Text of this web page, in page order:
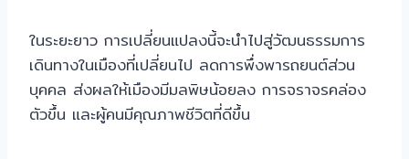
ในระยะยาว การเปลี่ยนแปลงนี้จะนำไปสู่วัฒนธรรมการ
เดินทางในเมืองที่เปลี่ยนไป ลดการพึ่งพารถยนต์ส่วน
บุคคล ส่งผลให้เมืองมีมลพิษน้อยลง การจราจรคล่อง
ตัวขึ้น และผู้คนมีคุณภาพชีวิตที่ดีขึ้น